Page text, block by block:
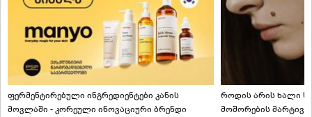
ფერმენტირებული ინგრედიენტები კანის
მოვლაში - კორეული ინოვაციური ბრენდი
როდის არის ხალი
მოშორების